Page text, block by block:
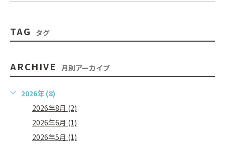
TAG タグ
ARCHIVE 月別アーカイブ
2026年 (8)
2026年8月 (2)
2026年6月 (1)
2026年5月 (1)